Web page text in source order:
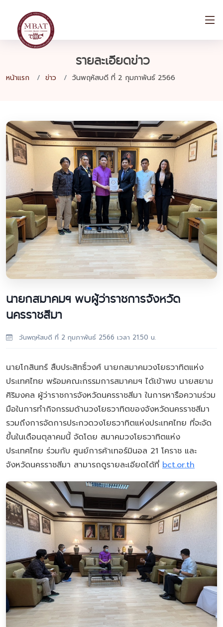
รายละเอียดข่าว
หน้าแรก ข่าว วันพฤหัสบดี ที่ 2 กุมภาพันธ์ 2566
นายกสมาคมฯ พบผู้ว่าราชการจังหวัด
นครราชสีมา
วันพฤหัสบดี ที่ 2 กุมภาพันธ์ 2566 เวลา 21.50 น.
นายโกสินทร์ สืบประสิทธิ์วงศ์ นายกสมาคมวงโยธวาทิตแห่ง
ประเทศไทย พร้อมคณะกรรมการสมาคมฯ ได้เข้าพบ นายสยาม
ศิริมงคล ผู้ว่าราชการจังหวัดนครราชสีมา ในการหารือความร่วม
มือในการทำกิจกรรมด้านวงโยธวาทิตของจังหวัดนครราชสีมา
รวมถึงการจัดการประกวดวงโยธวาทิตแห่งประเทศไทย ที่จะจัด
ขึ้นในเดือนตุลาคมนี้ จัดโดย สมาคมวงโยธวาทิตแห่ง
ประเทศไทย ร่วมกับ ศูนย์การค้าเทอร์มินอล 21 โคราช และ
จังหวัดนครราชสีมา สามารถดูรายละเอียดได้ที่ bct.or.th